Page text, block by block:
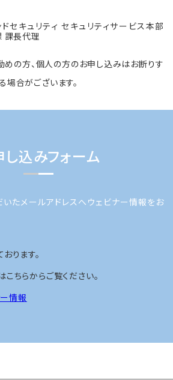
セキュリティ セキュリティサービス本部
課長代理
の方、個人の方のお申し込みはお断りす
場合がございます。
し込みフォーム
いたメールアドレスへウェビナー情報をお
ります。
ちらからご覧ください。
情報